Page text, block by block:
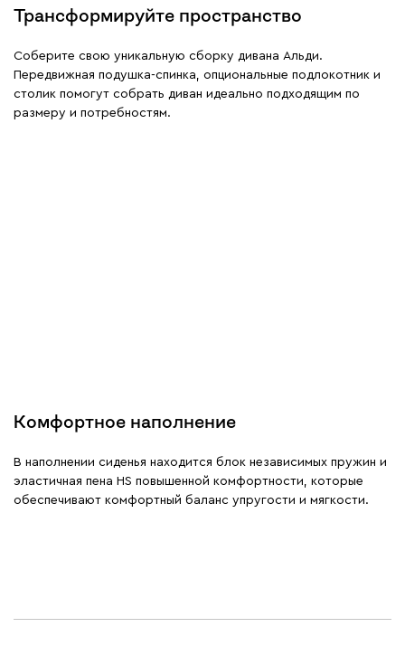
Трансформируйте пространство
Соберите свою уникальную сборку дивана Альди.
Передвижная подушка-спинка, опциональные подлокотник и
столик помогут собрать диван идеально подходящим по
размеру и потребностям.
Комфортное наполнение
В наполнении сиденья находится блок независимых пружин и
эластичная пена HS повышенной комфортности, которые
обеспечивают комфортный баланс упругости и мягкости.